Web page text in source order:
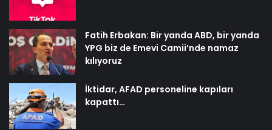
Fatih Erbakan: Bir yanda ABD, bir yanda
YPG biz de Emevi Camii’nde namaz
kılıyoruz
İktidar, AFAD personeline kapıları
kapattı…